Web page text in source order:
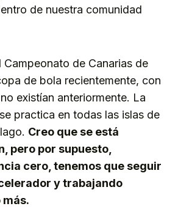
de nuestra comunidad
Campeonato de Canarias de
de bola recientemente, con
existían anteriormente. La
practica en todas las islas de
Creo que se está
pero por supuesto,
cero, tenemos que seguir
y trabajando